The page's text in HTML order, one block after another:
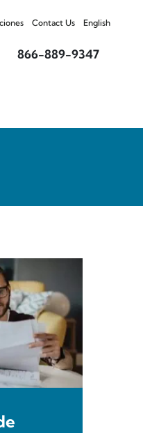
Contact Us English
866-889-9347